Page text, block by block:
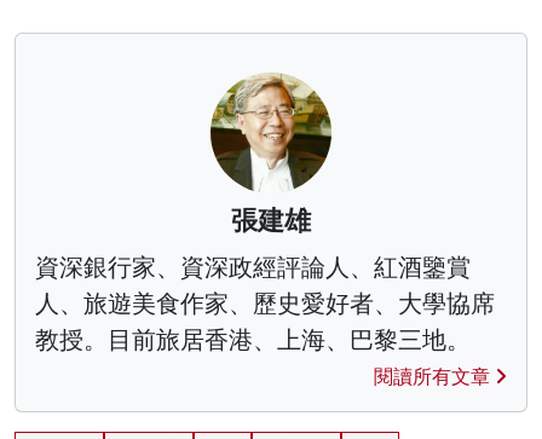
張建雄
資深銀行家、資深政經評論人、紅酒鑒賞
人、旅遊美食作家、歷史愛好者、大學協席
教授。目前旅居香港、上海、巴黎三地。
閱讀所有文章